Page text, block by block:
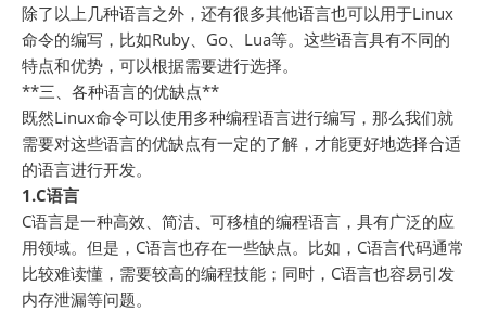
除了以上几种语言之外，还有很多其他语言也可以用于Linux
命令的编写，比如Ruby、Go、Lua等。这些语言具有不同的
特点和优势，可以根据需要进行选择。
**三、各种语言的优缺点**
既然Linux命令可以使用多种编程语言进行编写，那么我们就
需要对这些语言的优缺点有一定的了解，才能更好地选择合适
的语言进行开发。
1.C语言
C语言是一种高效、简洁、可移植的编程语言，具有广泛的应
用领域。但是，C语言也存在一些缺点。比如，C语言代码通常
比较难读懂，需要较高的编程技能；同时，C语言也容易引发
内存泄漏等问题。